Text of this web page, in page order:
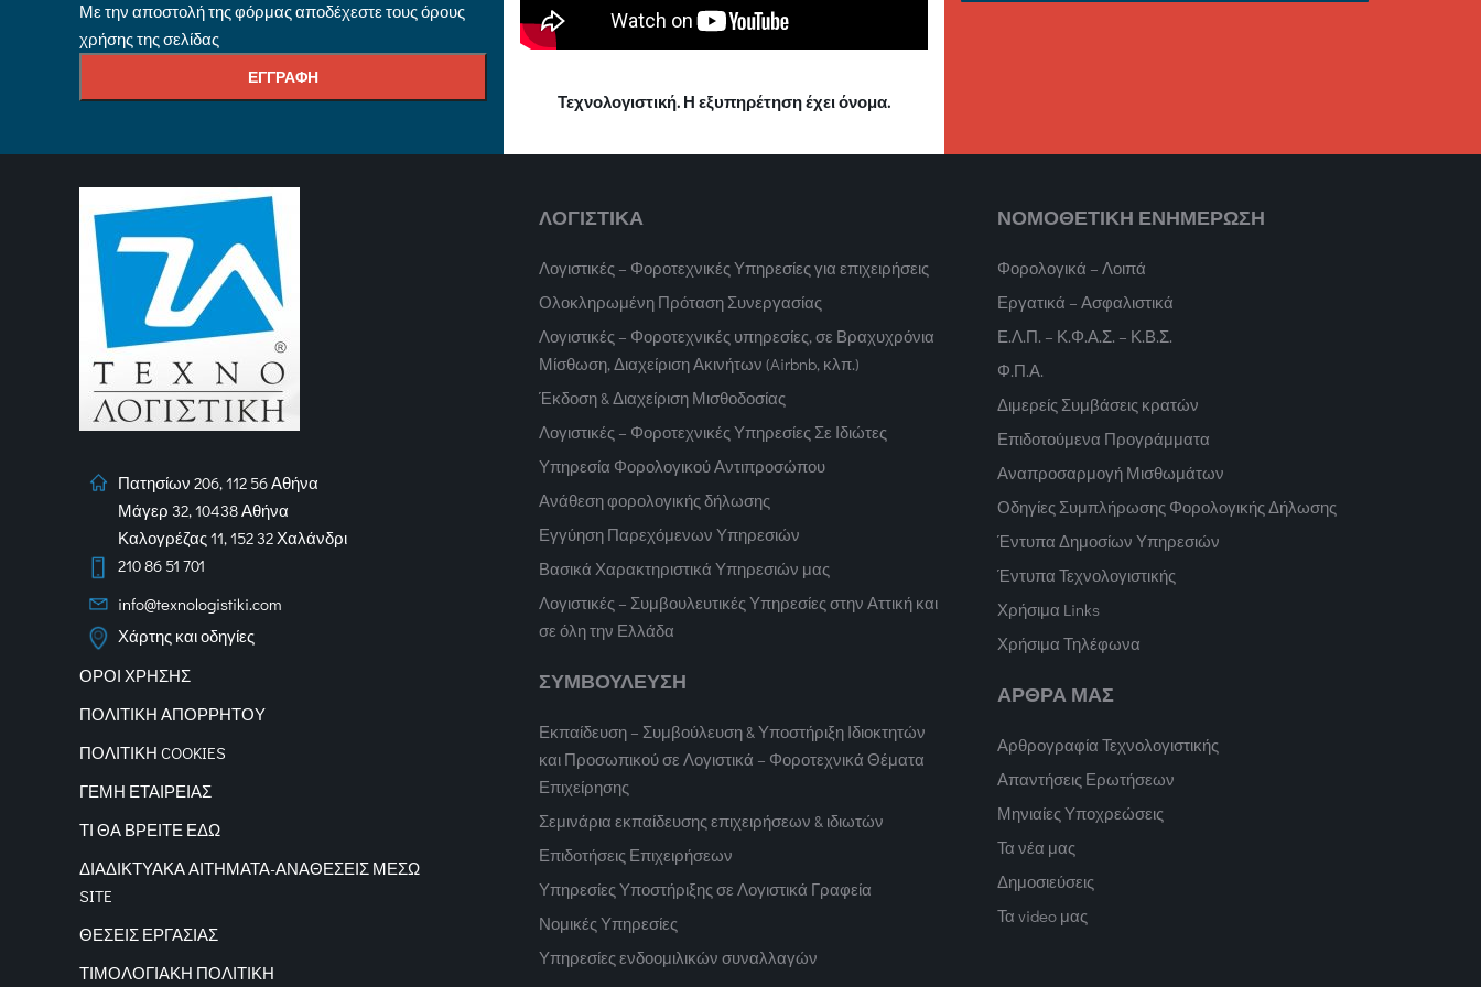
Με την αποστολή της φόρμας αποδέχεστε τους όρους
χρήσης της σελίδας
Τεχνολογιστική. Η εξυπηρέτηση έχει όνομα.
Πατησίων 206, 112 56 Αθήνα
Μάγερ 32, 10438 Αθήνα
Καλογρέζας 11, 152 32 Χαλάνδρι
210 86 51 701
info@texnologistiki.com
Χάρτης και οδηγίες
ΟΡΟΙ ΧΡΗΣΗΣ
ΠΟΛΙΤΙΚΗ ΑΠΟΡΡΗΤΟΥ
ΠΟΛΙΤΙΚΗ COOKIES
ΓΕΜΗ ΕΤΑΙΡΕΙΑΣ
ΤΙ ΘΑ ΒΡΕΙΤΕ ΕΔΩ
ΔΙΑΔΙΚΤΥΑΚΑΑΙΤΗΜΑΤΑ-ΑΝΑΘΕΣΕΙΣ ΜΕΣΩ
SITE
ΘΕΣΕΙΣ ΕΡΓΑΣΙΑΣ
ΤΙΜΟΛΟΓΙΑΚΗ ΠΟΛΙΤΙΚΗ
ΛΟΓΙΣΤΙΚΑ
Λογιστικές – Φοροτεχνικές Υπηρεσίες για επιχειρήσεις
Ολοκληρωμένη Πρόταση Συνεργασίας
Λογιστικές – Φοροτεχνικές υπηρεσίες, σε Βραχυχρόνια
Μίσθωση, Διαχείριση Ακινήτων (Airbnb, κλπ.)
Έκδοση & Διαχείριση Μισθοδοσίας
Λογιστικές – Φοροτεχνικές Υπηρεσίες Σε Ιδιώτες
Υπηρεσία Φορολογικού Αντιπροσώπου
Ανάθεση φορολογικής δήλωσης
Εγγύηση Παρεχόμενων Υπηρεσιών
Βασικά Χαρακτηριστικά Υπηρεσιών μας
Λογιστικές – Συμβουλευτικές Υπηρεσίες στην Αττική και
σε όλη την Ελλάδα
ΣΥΜΒΟΥΛΕΥΣΗ
Εκπαίδευση – Συμβούλευση & Υποστήριξη Ιδιοκτητών
και Προσωπικού σε Λογιστικά – Φοροτεχνικά Θέματα
Επιχείρησης
Σεμινάρια εκπαίδευσης επιχειρήσεων & ιδιωτών
Επιδοτήσεις Επιχειρήσεων
Υπηρεσίες Υποστήριξης σε Λογιστικά Γραφεία
Νομικές Υπηρεσίες
Υπηρεσίες ενδοομιλικών συναλλαγών
ΝΟΜΟΘΕΤΙΚΗ ΕΝΗΜΕΡΩΣΗ
Φορολογικά – Λοιπά
Εργατικά – Ασφαλιστικά
Ε.Λ.Π. – Κ.Φ.Α.Σ. – Κ.Β.Σ.
Φ.Π.Α.
Διμερείς Συμβάσεις κρατών
Επιδοτούμενα Προγράμματα
Αναπροσαρμογή Μισθωμάτων
Οδηγίες Συμπλήρωσης Φορολογικής Δήλωσης
Έντυπα Δημοσίων Υπηρεσιών
Έντυπα Τεχνολογιστικής
Χρήσιμα Links
Χρήσιμα Τηλέφωνα
ΑΡΘΡΑ ΜΑΣ
Αρθρογραφία Τεχνολογιστικής
Απαντήσεις Ερωτήσεων
Μηνιαίες Υποχρεώσεις
Τα νέα μας
Δημοσιεύσεις
Τα video μας